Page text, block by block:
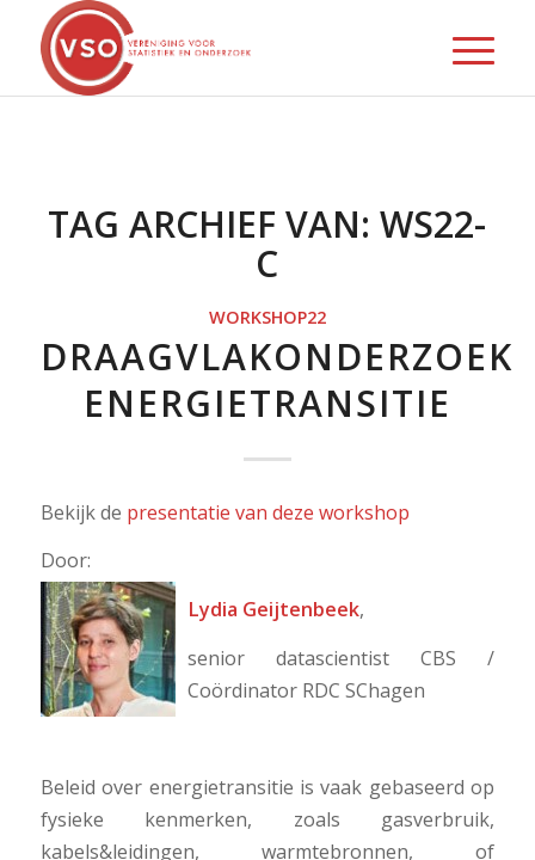
TAG ARCHIEF VAN:WS22-
C
WORKSHOP22
DRAAGVLAKONDERZOEK
ENERGIETRANSITIE
Bekijk de presentatie van deze workshop
Door:
Lydia Geijtenbeek,
senior datascientist CBS /
Coördinator RDC SChagen
Beleid over energietransitie is vaak gebaseerd op
fysieke kenmerken, zoals gasverbruik,
kabels&leidingen, warmtebronnen, of